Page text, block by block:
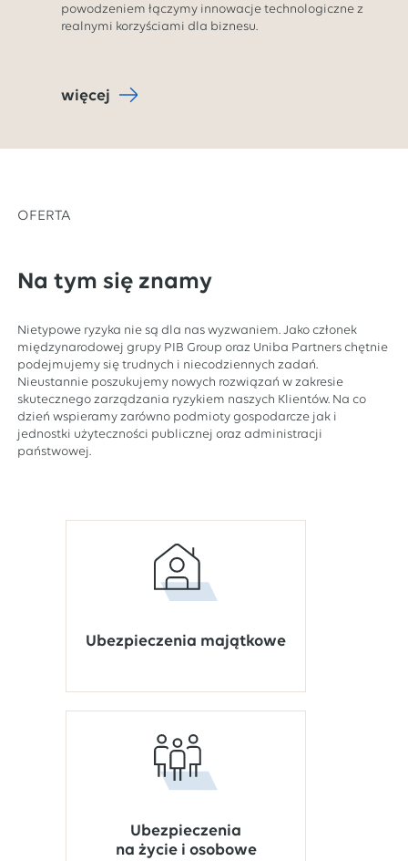
powodzeniem łączymy innowacje technologiczne z
realnymi korzyściami dla biznesu.
więcej
OFERTA
Na tym się znamy
Nietypowe ryzyka nie są dla nas wyzwaniem. Jako członek
międzynarodowej grupy PIB Group oraz Uniba Partners chętnie
podejmujemy się trudnych i niecodziennych zadań.
Nieustannie poszukujemy nowych rozwiązań w zakresie
skutecznego zarządzania ryzykiem naszych Klientów. Na co
dzień wspieramy zarówno podmioty gospodarcze jak i
jednostki użyteczności publicznej oraz administracji
państwowej.
Ubezpieczenia majątkowe
Ubezpieczenia
na życie i osobowe